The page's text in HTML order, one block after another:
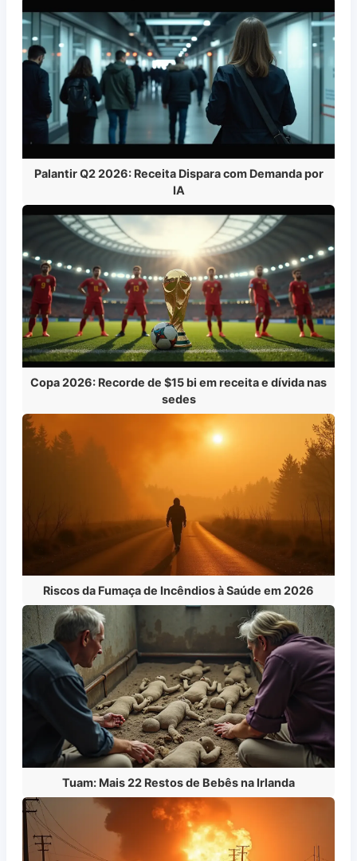
Palantir Q2 2026: Receita Dispara com Demanda por
IA
Copa 2026: Recorde de $15 bi em receita e dívida nas
sedes
Riscos da Fumaça de Incêndios à Saúde em 2026
Tuam: Mais 22 Restos de Bebês na Irlanda